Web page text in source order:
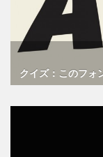
クイズ：このフォ